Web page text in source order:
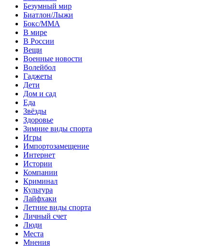
Безумный мир
Биатлон/Лыжи
Бокс/MMA
В мире
В России
Вещи
Военные новости
Волейбол
Гаджеты
Дети
Дом и сад
Еда
Звёзды
Здоровье
Зимние виды спорта
Игры
Импортозамещение
Интернет
Истории
Компании
Криминал
Культура
Лайфхаки
Летние виды спорта
Личный счет
Люди
Места
Мнения